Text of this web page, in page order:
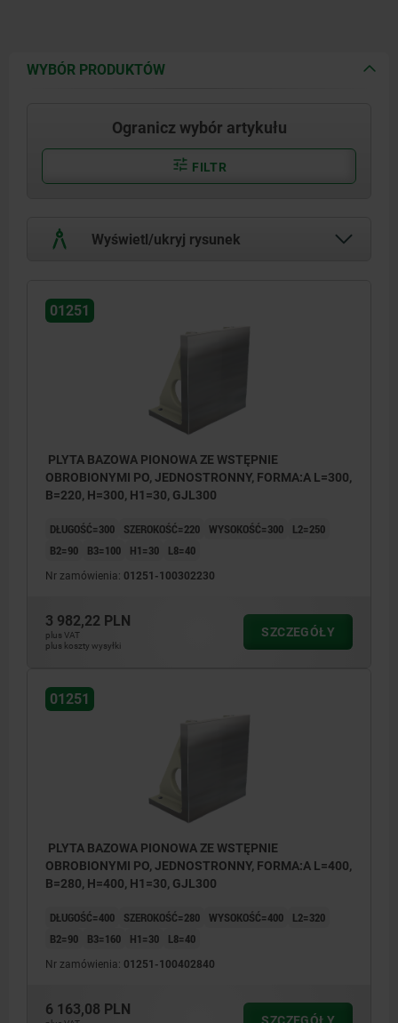
WYBÓR PRODUKTÓW
Ogranicz wybór artykułu
FILTR
Wyświetl/ukryj rysunek
1) Otwór przelotowy dla śruby z łbem
01251
PLYTA BAZOWA PIONOWA ZE WSTĘPNIE
OBROBIONYMI PO, JEDNOSTRONNY, FORMA:A L=300,
B=220, H=300, H1=30, GJL300
DŁUGOŚĆ=300 SZEROKOŚĆ=220 WYSOKOŚĆ=300
L2=250
B2=90
B3=100 H1=30 L8=40
Nr zamówienia: 01251-100302230
3 982,22 PLN
plus VAT
plus koszty wysyłki
SZCZEGÓŁY
01251
PLYTA BAZOWA PIONOWA ZE WSTĘPNIE
OBROBIONYMI PO, JEDNOSTRONNY, FORMA:A L=400,
B=280, H=400, H1=30, GJL300
DŁUGOŚĆ=400 SZEROKOŚĆ=280 WYSOKOŚĆ=400
L2=320
B2=90
B3=160 H1=30 L8=40
Nr zamówienia: 01251-100402840
6 163,08 PLN